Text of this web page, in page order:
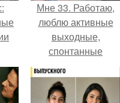
Мне 33. Работаю,
люблю активные
выходные,
спонтанные
поездки и вечера в
хорошей компании.